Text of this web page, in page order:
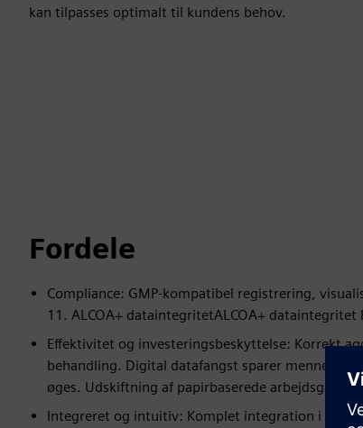
kan tilpasses optimalt til kundens behov.
Fordele
Compliance: GMP-kompatibel registrering,
11. ALCOA+ dataintegritetALCOA+
Effektivitet og investeringsbeskyttelse: Korrekt
behandling. Digital datafangst sparer
øges. Udskiftning af papirbaserede
Integreret og intuitiv: Komplet integration i